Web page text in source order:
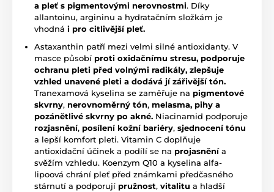
a pleť s pigmentovými nerovnostmi. Díky
allantoinu, argininu a hydratačním složkám je
vhodná i pro citlivější pleť.
Astaxanthin patří mezi velmi silné antioxidanty. V
masce působí proti oxidačnímu stresu, podporuje
ochranu pleti před volnými radikály, zlepšuje
vzhled unavené pleti a dodává jí zářivější tón.
Tranexamová kyselina se zaměřuje na pigmentové
skvrny, nerovnoměrný tón, melasma, pihy a
pozánětlivé skvrny po akné. Niacinamid podporuje
rozjasnění, posílení kožní bariéry, sjednocení tónu
a lepší komfort pleti. Vitamin C doplňuje
antioxidační účinek a podílí se na projasněnía
svěžím vzhledu. Koenzym Q10 a kyselina alfa-
lipoová chrání pleť před známkami předčasného
stárnutí a podporují pružnost, vitalitu a hladší